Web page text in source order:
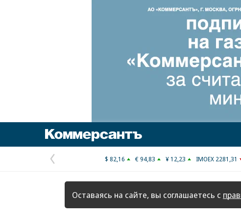
Предыдущая
страница
$ 82,16 € 94,83 ¥ 12,23 IMOEX 2281,31
Оставаясь на сайте, вы соглашаетесь с